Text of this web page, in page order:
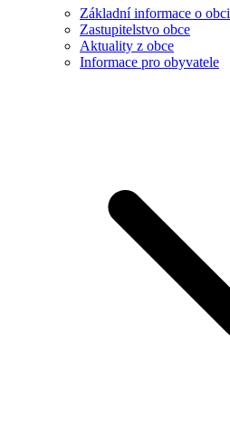
Základní informace o obci
Zastupitelstvo obce
Aktuality z obce
Informace pro obyvatele